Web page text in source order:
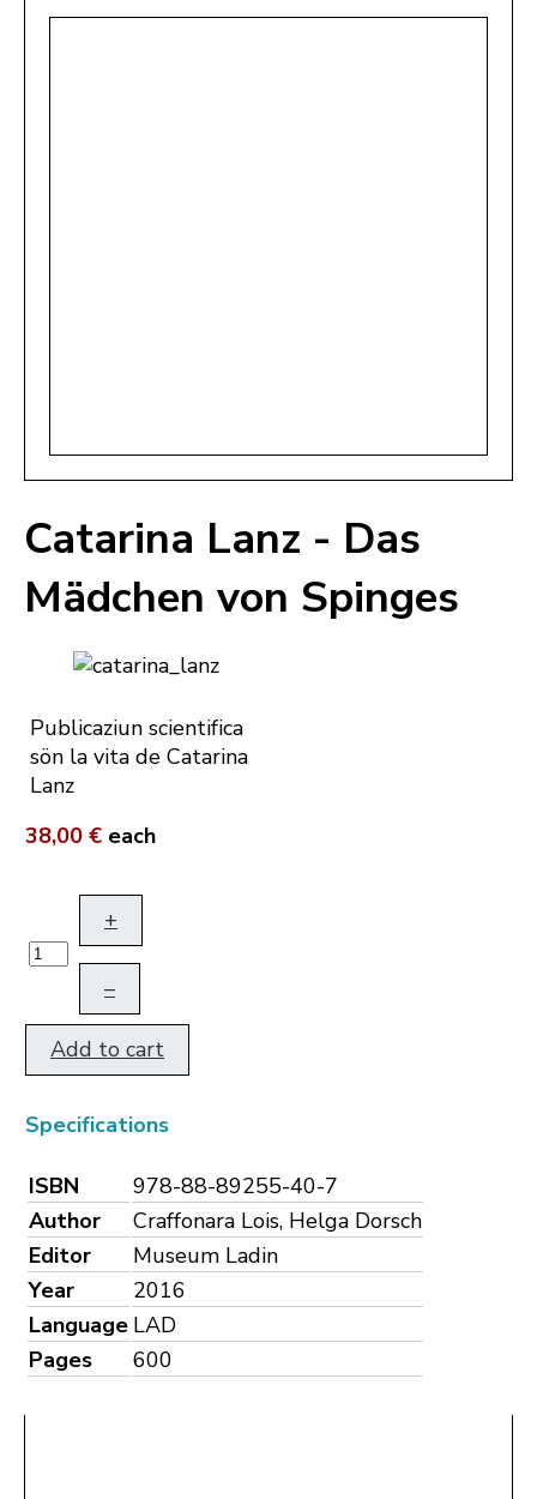
Catarina Lanz - Das
Mädchen von Spinges
Publicaziun scientifica
sön la vita de Catarina
Lanz
38,00 € each
+
–
Add to cart
Specifications
ISBN
978-88-89255-40-7
Author
Craffonara Lois, Helga Dorsch
Editor
Museum Ladin
Year
2016
Language LAD
Pages
600